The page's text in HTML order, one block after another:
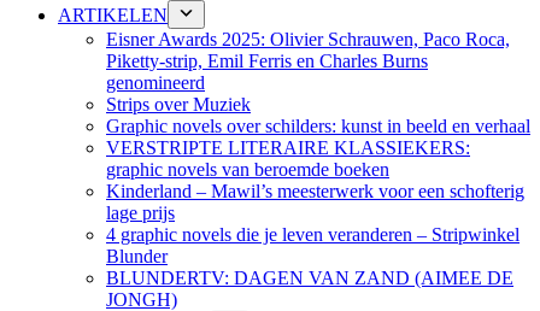
ARTIKELEN
Eisner Awards 2025: Olivier Schrauwen, Paco Roca,
Piketty-strip, Emil Ferris en Charles Burns
genomineerd
Strips over Muziek
Graphic novels over schilders: kunst in beeld en verhaal
VERSTRIPTE LITERAIRE KLASSIEKERS:
graphic novels van beroemde boeken
Kinderland – Mawil’s meesterwerk voor een schofterig
lage prijs
4 graphic novels die je leven veranderen – Stripwinkel
Blunder
BLUNDERTV: DAGEN VAN ZAND (AIMEE DE
JONGH)